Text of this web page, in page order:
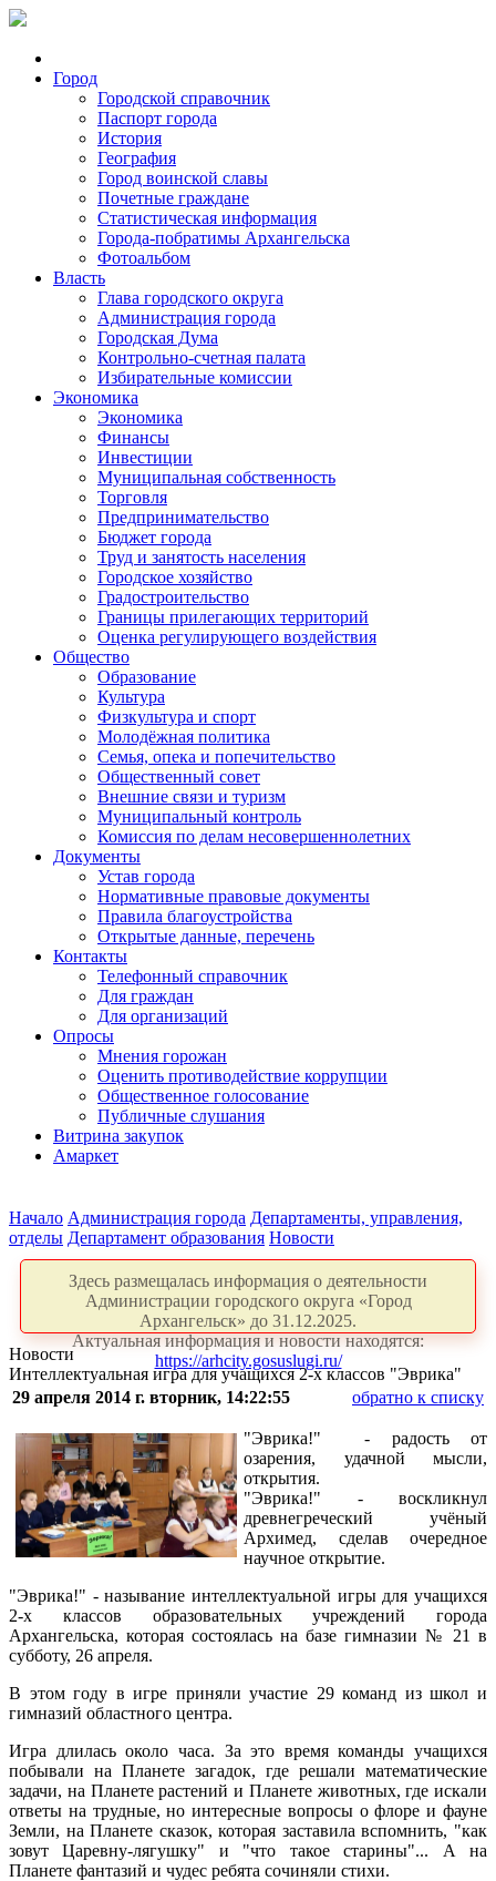
Город
Городской справочник
Паспорт города
История
География
Город воинской славы
Почетные граждане
Статистическая информация
Города-побратимы Архангельска
Фотоальбом
Власть
Глава городского округа
Администрация города
Городская Дума
Контрольно-счетная палата
Избирательные комиссии
Экономика
Экономика
Финансы
Инвестиции
Муниципальная собственность
Торговля
Предпринимательство
Бюджет города
Труд и занятость населения
Городское хозяйство
Градостроительство
Границы прилегающих территорий
Оценка регулирующего воздействия
Общество
Образование
Культура
Физкультура и спорт
Молодёжная политика
Семья, опека и попечительство
Общественный совет
Внешние связи и туризм
Муниципальный контроль
Комиссия по делам несовершеннолетних
Документы
Устав города
Нормативные правовые документы
Правила благоустройства
Открытые данные, перечень
Контакты
Телефонный справочник
Для граждан
Для организаций
Опросы
Мнения горожан
Оценить противодействие коррупции
Общественное голосование
Публичные слушания
Витрина закупок
Амаркет
Начало Администрация города Департаменты, управления,
отделы Департамент образования Новости
Здесь размещалась информация о деятельности
Администрации городского округа «Город
Архангельск» до 31.12.2025.
Актуальная информация и новости находятся:
https://arhcity.gosuslugi.ru/
Новости
Интеллектуальная игра для учащихся 2-х классов "Эврика"
29 апреля 2014 г. вторник, 14:22:55
обратно к списку
"Эврика!" - радость от
озарения, удачной мысли,
открытия.
"Эврика!" - воскликнул
древнегреческий учёный
Архимед, сделав очередное
научное открытие.
"Эврика!" - называние интеллектуальной игры для учащихся
2-х классов образовательных учреждений города
Архангельска, которая состоялась на базе гимназии № 21 в
субботу, 26 апреля.
В этом году в игре приняли участие 29 команд из школ и
гимназий областного центра.
Игра длилась около часа. За это время команды учащихся
побывали на Планете загадок, где решали математические
задачи, на Планете растений и Планете животных, где искали
ответы на трудные, но интересные вопросы о флоре и фауне
Земли, на Планете сказок, которая заставила вспомнить, "как
зовут Царевну-лягушку" и "что такое старины"... А на
Планете фантазий и чудес ребята сочиняли стихи.